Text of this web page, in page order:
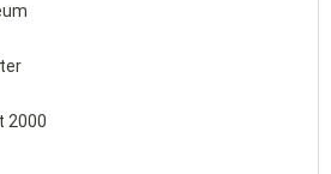
2000